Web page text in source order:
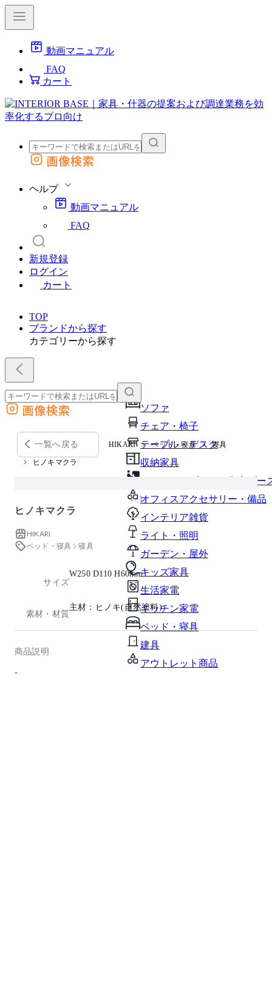
動画マニュアル
FAQ
カート
外部サイトの商品をカートに追加
画像検索
ヘルプ
動画マニュアル
FAQ
新規登録
ログイン
カート
TOP
ブランドから探す
カテゴリーから探す
ソファ
チェア・椅子
テーブル・デスク
収納家具
パーソナルブース・集中ブー
オフィスアクセサリー・備品
インテリア雑貨
ライト・照明
ガーデン・屋外
キッズ家具
生活家電
キッチン家電
ベッド・寝具
建具
アウトレット商品
外部サイトの商品をカートに追加
他のサイトで見つけた商品ページのURLを貼り付けて、カートに追加できます
画像検索
一覧へ戻る HIKARI ベッド・寝具 寝具
ヒノキマクラ
1 / 1
ヒノキマクラ
HIKARI
ベッド・寝具
寝具
サイズ
W250 D110 H60mm
素材・材質
主材：ヒノキ(自然塗料)
商品説明
-